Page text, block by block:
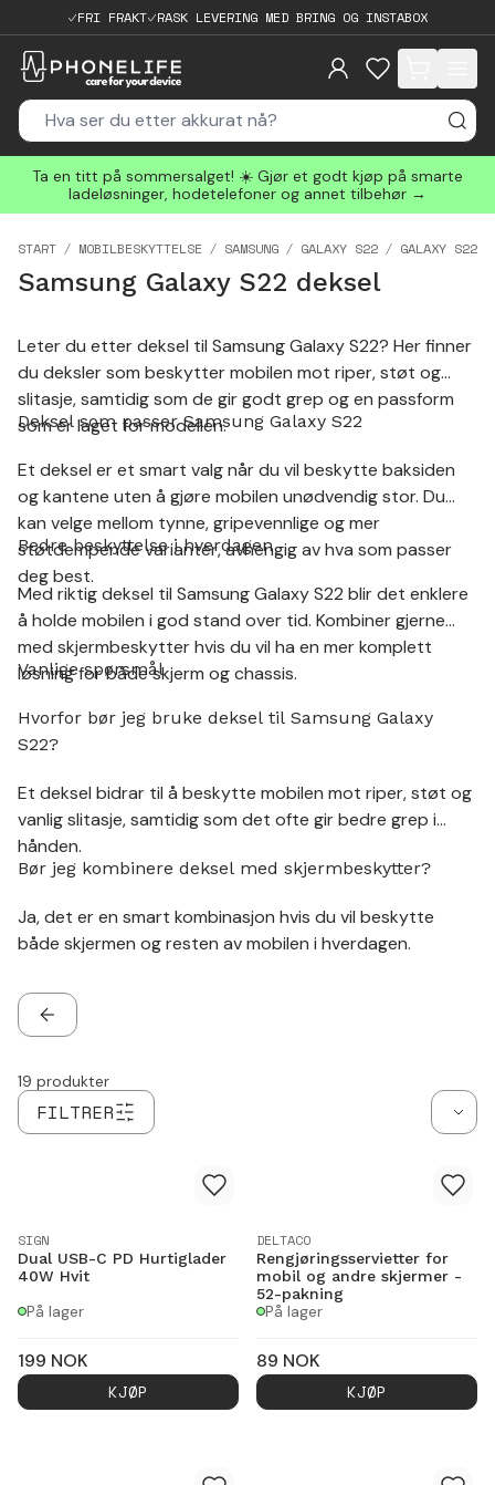
FRI FRAKT RASK LEVERING MED BRING OG INSTABOX
items in cart,
Ta en titt på sommersalget! ☀️ Gjør et godt kjøp på smarte
ladeløsninger, hodetelefoner og annet tilbehør →
START MOBILBESKYTTELSE SAMSUNG GALAXY S22 GALAXY S22
Samsung Galaxy S22 deksel
Leter du etter deksel til Samsung Galaxy S22? Her finner
du deksler som beskytter mobilen mot riper, støt og
slitasje, samtidig som de gir godt grep og en passform
som er laget for modellen.
Deksel som passer Samsung Galaxy S22
Et deksel er et smart valg når du vil beskytte baksiden
og kantene uten å gjøre mobilen unødvendig stor. Du
kan velge mellom tynne, gripevennlige og mer
støtdempende varianter, avhengig av hva som passer
deg best.
Bedre beskyttelse i hverdagen
Med riktig deksel til Samsung Galaxy S22 blir det enklere
å holde mobilen i god stand over tid. Kombiner gjerne
med skjermbeskytter hvis du vil ha en mer komplett
løsning for både skjerm og chassis.
Vanlige spørsmål
Hvorfor bør jeg bruke deksel til Samsung Galaxy
S22?
Et deksel bidrar til å beskytte mobilen mot riper, støt og
vanlig slitasje, samtidig som det ofte gir bedre grep i
hånden.
Bør jeg kombinere deksel med skjermbeskytter?
Ja, det er en smart kombinasjon hvis du vil beskytte
både skjermen og resten av mobilen i hverdagen.
TILBAKE
FILTRER
19 produkter
SIGN
Dual USB-C PD Hurtiglader
40W Hvit
På lager
199 NOK
KJØP
DELTACO
Rengjøringsservietter for
mobil og andre skjermer -
52-pakning
På lager
89 NOK
KJØP